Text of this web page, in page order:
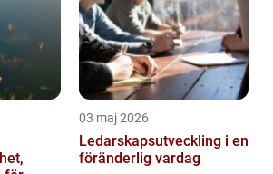
03 maj 2026
Ledarskapsutveckling i en
föränderlig vardag